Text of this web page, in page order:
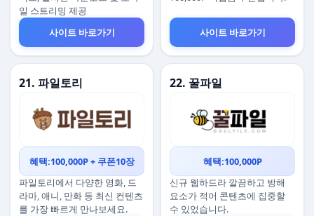
일 스트리밍 제공
사이트 바로가기
사이트 바로가기
21. 파일토리
혜택:100,000P + 쿠폰10장
파일토리에서 다양한 영화, 드
라마, 애니, 만화 등 최신 컨텐츠
를 가장 빠르게 만나보세요.
22. 꿀파일
혜택:100,000P
신규 웹하드라 깔끔하고 방해
요소가 적어 콘텐츠에 집중할
수 있었습니다.